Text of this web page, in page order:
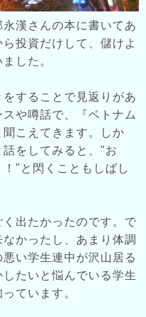
漢さんの本に書いてあ
投資だけして、儲けよ
した。
することで見返りがあ
や噂話で、『ベトナム
こえてきます。しか
をしてみると、"お
"と閃くこともしばし
出たかったのです。で
かったし、あまり体調
い学生連中が沢山居る
たいと悩んでいる学生
ています。